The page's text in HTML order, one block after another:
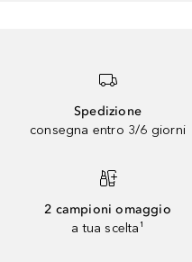
Spedizione
consegna entro 3/6 giorni
2 campioni omaggio
a tua scelta¹